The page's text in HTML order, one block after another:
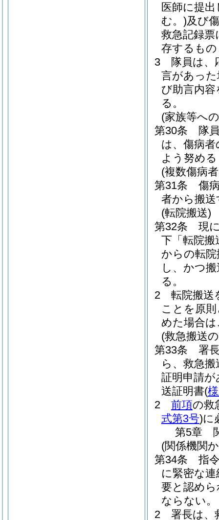
医師に提
む。)及び
救急記録票
存するも
3
隊員は、
言があっ
び助言内
る。
(家族等へ
第30条
隊
は、傷病
よう努め
(複数傷病
第31条
傷
者から搬
(転院搬送)
第32条
現
下「転院搬
からの転
し、かつ
る。
2
転院搬送
ことを原
めた場合
(救急搬送
第33条
署
ら、救急
証明申請
送証明書(
2
前項の救
式第3号)に
第5章
(関係機関
第34条
指
に緊密な
要と認め
ならない。
2
署長は、